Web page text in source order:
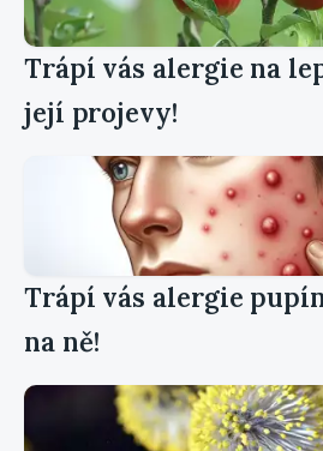
Trápí vás alergie na
její projevy!
Trápí vás alergie
na ně!